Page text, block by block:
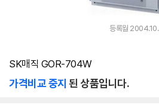
등록월 2004.10.
SK매직 GOR-704W
가격비교 중지 된 상품입니다.